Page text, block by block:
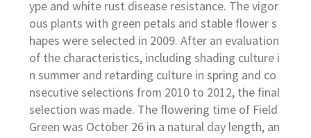
ype and white rust disease resistance. The vigor
ous plants with green petals and stable flower s
hapes were selected in 2009. After an evaluation
of the characteristics, including shading culture i
n summer and retarding culture in spring and co
nsecutive selections from 2010 to 2012, the final
selection was made. The flowering time of Field
Green was October 26 in a natural day length, an